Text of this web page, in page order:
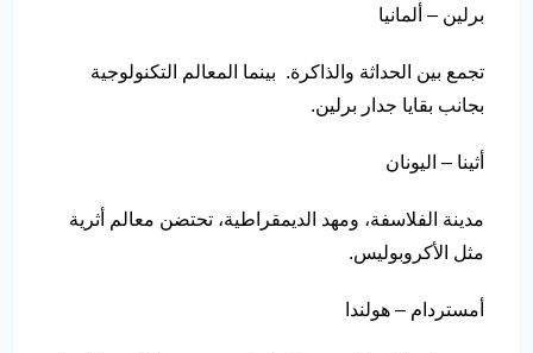
برلين – ألمانيا
تجمع بين الحداثة والذاكرة. بينما المعالم التكنولوجية
بجانب بقايا جدار برلين.
أثينا – اليونان
مدينة الفلاسفة، ومهد الديمقراطية، تحتضن معالم أثرية
مثل الأكروبوليس.
أمستردام – هولندا